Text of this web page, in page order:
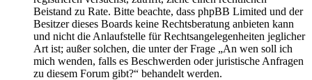
Beistand zu Rate. Bitte beachte, dass phpBB Limited und der
Besitzer dieses Boards keine Rechtsberatung anbieten kann
und nicht die Anlaufstelle für Rechtsangelegenheiten jeglicher
Art ist; außer solchen, die unter der Frage „An wen soll ich
mich wenden, falls es Beschwerden oder juristische Anfragen
zu diesem Forum gibt?“ behandelt werden.